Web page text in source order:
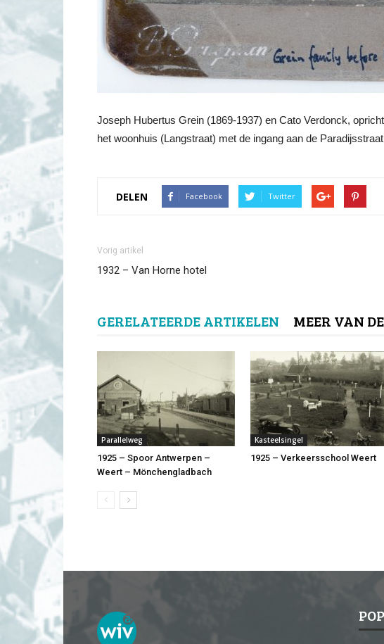
Joseph Hubertus Grein (1869-1937) en Cato Verdonck,
het woonhuis (Langstraat) met de ingang aan de
DELEN Facebook Twitter
Vorig artikel
1932 – Van Horne hotel
GERELATEERDE ARTIKELEN MEER VAN
Parallelweg
1925 – Spoor Antwerpen –
Weert – Mönchengladbach
Kasteelsingel
1925 – Verkeersschool Weert